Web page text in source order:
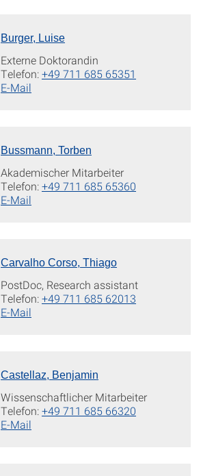
Burger, Luise
Externe Doktorandin
Telefon:+49 711 685 65351
E-Mail
Bussmann, Torben
Akademischer Mitarbeiter
Telefon:+49 711 685 65360
E-Mail
Carvalho Corso, Thiago
PostDoc, Research assistant
Telefon:+49 711 685 62013
E-Mail
Castellaz, Benjamin
Wissenschaftlicher Mitarbeiter
Telefon:+49 711 685 66320
E-Mail